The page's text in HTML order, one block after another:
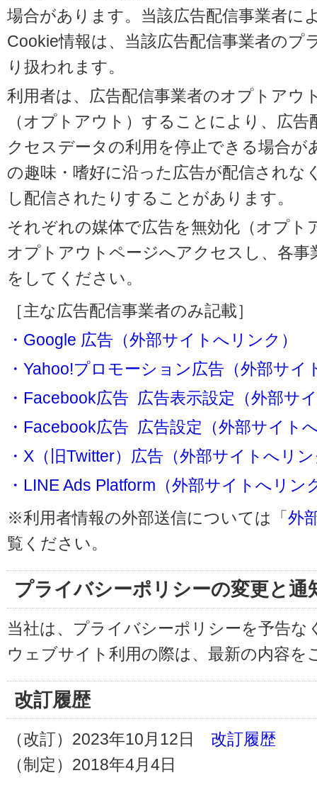
場合があります。当該広告配信事業者に
Cookie情報は、当該広告配信事業者のプ
り扱われます。
利用者は、広告配信事業者のオプトアウ
（オプトアウト）することにより、広
クセスデータの利用を停止できる場合が
の趣味・嗜好に沿った広告が配信されな
し配信されたりすることがあります。
それぞれの媒体で広告を無効化（オプト
オプトアウトページへアクセスし、各
をしてください。
［主な広告配信事業者のみ記載］
・Google 広告（外部サイトへリンク）
・Yahoo!プロモーション広告（外部サイ
・Facebook広告 広告表示設定（外部サ
・Facebook広告 広告設定（外部サイト
・X（旧Twitter）広告（外部サイトへリ
・LINE Ads Platform（外部サイトへリン
※利用者情報の外部送信については「外
覧ください。
プライバシーポリシーの変更と通
当社は、プライバシーポリシーを予告
ウェブサイト利用の際は、最新の内容を
改訂履歴
（改訂）2023年10月12日 改訂履歴
（制定）2018年4月4日